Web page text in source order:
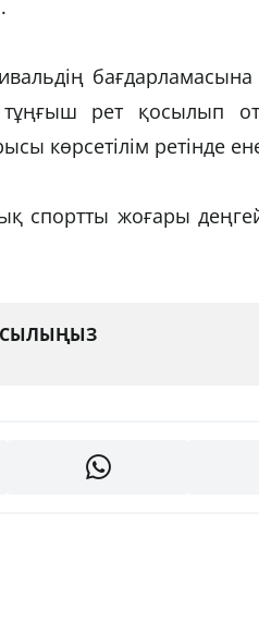
бағдарламасына
рет қосылып
көрсетілім ретінде
спортты жоғары